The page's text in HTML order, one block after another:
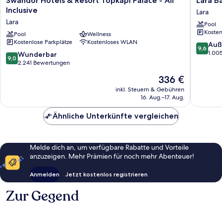
Hotels
Resort
Topkapi
Palace
-
All
Inclusive
Lara
Pool
Wellness
Kostenlose Parkplätze
Kostenloses WLAN
9.0
von
9,0 Wunderbar
2.241 Bewertungen
Der
Preis
beträgt
336 €
inkl. Steuern & Gebühren
16. Aug.–17. Aug.
Barut
Ultra
All
Inclusive
Lara
Lara
Pool
9.6
von
9,6
Ähnliche Unterkünfte vergleichen
Melde dich an, um verfügbare Rabatte und Vorteile
anzuzeigen. Mehr Prämien für noch mehr Abenteuer!
Anmelden Jetzt kostenlos registrieren
Zur Gegend